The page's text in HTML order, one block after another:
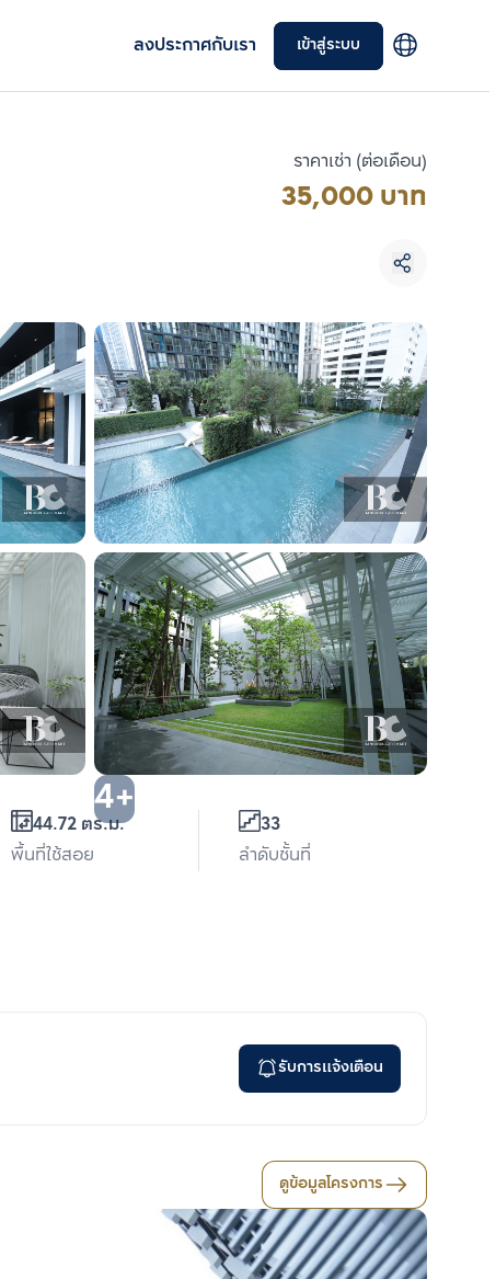
ลงประกาศกับเรา เข้าสู่ระบบ
ราคาเช่า (ต่อเดือน)
35,000 บาท
4+
44.72 ตร.ม.
พื้นที่ใช้สอย
33
ลำดับชั้นที่
รับการแจ้งเตือน
ดูข้อมูลโครงการ
เลือกยูนิตเพื่อเปรียบเทียบ
เลือกได้สูงสุด 3 รายการ
เปรียบเทียบ
ลบทั้งหมด